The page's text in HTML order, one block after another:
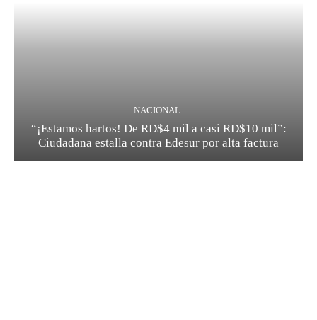
NACIONAL
“¡Estamos hartos! De RD$4 mil a casi RD$10 mil”:
Ciudadana estalla contra Edesur por alta factura